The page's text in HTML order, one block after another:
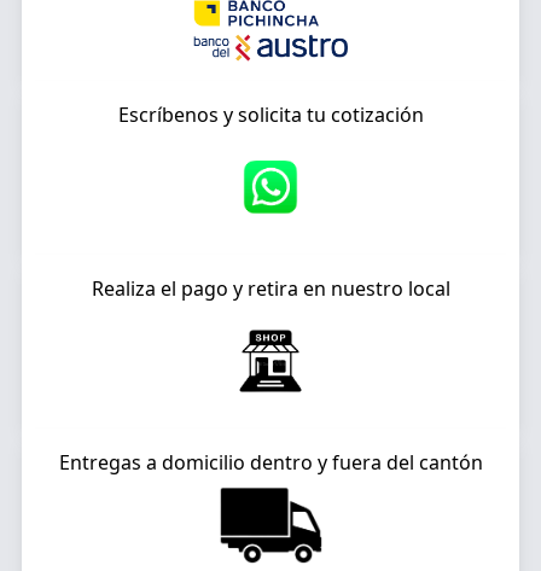
Escríbenos y solicita tu cotización
Realiza el pago y retira en nuestro local
Entregas a domicilio dentro y fuera del cantón